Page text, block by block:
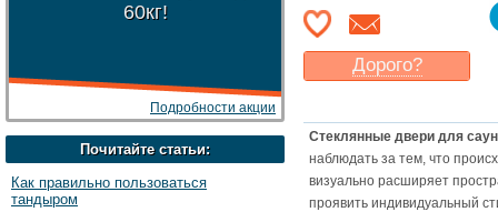
60кг!
Подробности акции
Почитайте статьи:
Как правильно пользоваться
тандыром
Дорого?
Указать цену
Стеклянные двери для
наблюдать за тем, что
визуально расширяет
проявить индивидуальный